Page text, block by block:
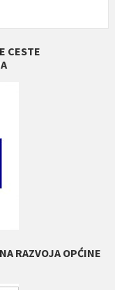
CESTE
RAZVOJA OPĆINE